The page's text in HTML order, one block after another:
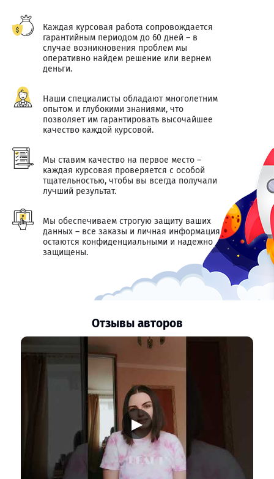
Каждая курсовая работа сопровождается
гарантийным периодом до 60 дней – в
случае возникновения проблем мы
оперативно найдем решение или вернем
деньги.
Наши специалисты обладают многолетним
опытом и глубокими знаниями, что
позволяет им гарантировать высочайшее
качество каждой курсовой.
Мы ставим качество на первое место –
каждая курсовая проверяется с особой
тщательностью, чтобы вы всегда получали
лучший результат.
Мы обеспечиваем строгую защиту ваших
данных – все заказы и личная информация
остаются конфиденциальными и надежно
защищены.
Отзывы авторов
▶